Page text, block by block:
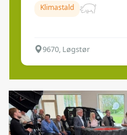
Klimastald
9670, Løgstør